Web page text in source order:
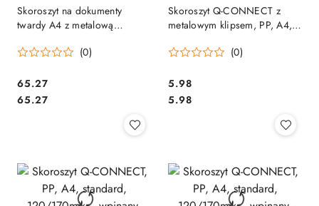
Skoroszyt na dokumenty
twardy A4 z metalową
ST-10-02 BIURFOL
(0)
Cena:
65.27
Cena:
65.27
Skoroszyt Q-CONNECT z
metalowym klipsem, PP, A4,
(0)
Cena:
5.98
Cena:
5.98